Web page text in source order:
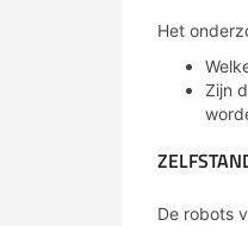
Het
Zijn
De robots